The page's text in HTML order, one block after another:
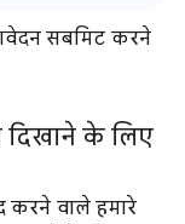
सबमिट करने
दिखाने के लिए
करने वाले हमारे